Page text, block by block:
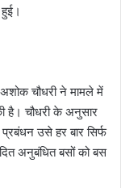
अशोक चौधरी ने मामले में
है। चौधरी के अनुसार
उसे हर बार सिर्फ
अनुबंधित बसों को बस